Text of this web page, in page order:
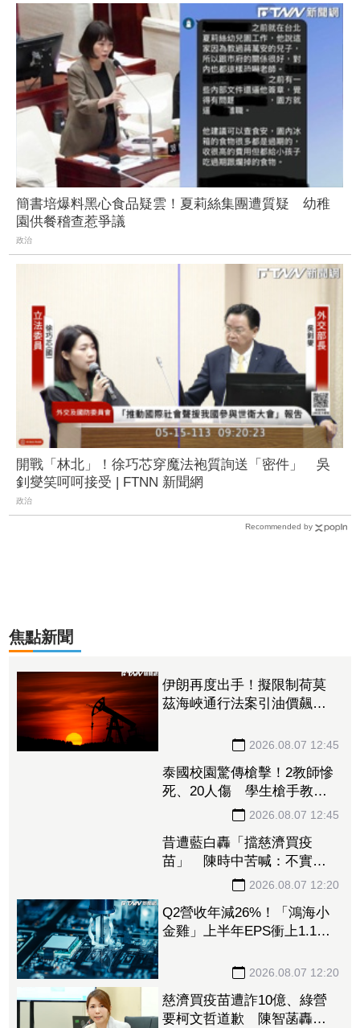
簡書培爆料黑心食品疑雲！夏莉絲集團遭質疑 幼稚
園供餐稽查惹爭議
政治
開戰「林北」！徐巧芯穿魔法袍質詢送「密件」 吳
釗燮笑呵呵接受 | FTNN 新聞網
政治
Recommended by
焦點新聞
伊朗再度出手！擬限制荷莫
茲海峽通行法案引油價飆
2026.08.07 12:45
泰國校園驚傳槍擊！2教師慘
死、20人傷 學生槍手教室
2026.08.07 12:45
昔遭藍白轟「擋慈濟買疫
苗」 陳時中苦喊：不實指
2026.08.07 12:20
金雞」上半年EPS衝上1.1
圍利器
2026.08.07 12:20